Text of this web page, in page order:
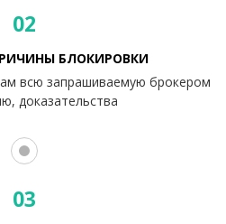
02
БЛОКИРОВКИ
всю запрашиваемую брокером
доказательства
03